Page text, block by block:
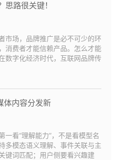
路很关键！
市场，品牌推广是必不可少的环
消费者才能信赖产品。怎么才能
数字化经济时代，互联网品牌传
体内容分发新
一看“理解能力”，不是看模型名
多模态语义理解、事件关联与主
键词匹配；用户侧要看兴趣建